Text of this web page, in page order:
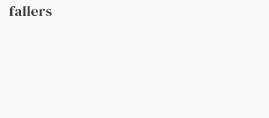
fallers